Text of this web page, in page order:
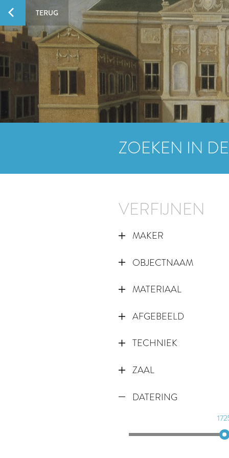
TERUG
ZOEKEN IN
VERFIJNEN
MAKER
OBJECTNAAM
MATERIAAL
AFGEBEELD
TECHNIEK
ZAAL
DATERING